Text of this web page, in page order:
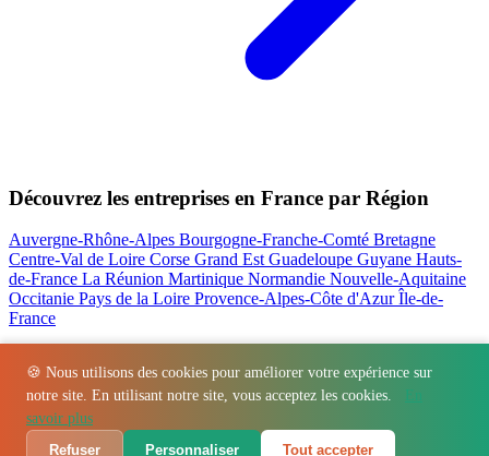
🍪 Nous utilisons des cookies pour améliorer votre expérience sur
notre site. En utilisant notre site, vous acceptez les cookies.
En
savoir plus
Refuser
Personnaliser Tout accepter
Découvrez les entreprises en France par Région
Auvergne-Rhône-Alpes Bourgogne-Franche-Comté Bretagne
Centre-Val de Loire Corse Grand EstGuadeloupe Guyane Hauts-
de-France La Réunion Martinique Normandie Nouvelle-Aquitaine
Occitanie Pays de la Loire Provence-Alpes-Côte d'AzurÎle-de-
France
Nos actualités les plus consultées
Régions - Départements - Villes - Entreprises - Marques Contact
Espace presse